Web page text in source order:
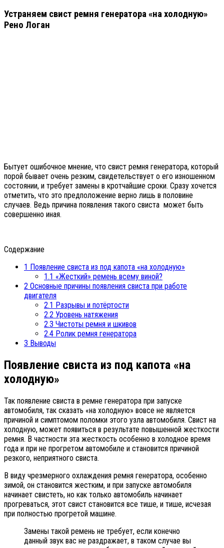
Устраняем свист ремня генератора «на холодную»
Рено Логан
Бытует ошибочное мнение, что свист ремня генератора, который
порой бывает очень резким, свидетельствует о его изношенном
состоянии, и требует замены в кротчайшие сроки. Сразу хочется
отметить, что это предположение верно лишь в половине
случаев. Ведь причина появления такого свиста может быть
совершенно иная.
Содержание
1 Появление свиста из под капота «на холодную»
1.1 «Жесткий» ремень всему виной?
2 Основные причины появления свиста при работе
двигателя
2.1 Разрывы и потёртости
2.2 Уровень натяжения
2.3 Чистоты ремня и шкивов
2.4 Ролик ремня генератора
3 Выводы
Появление свиста из под капота «на
холодную»
Так появление свиста в ремне генератора при запуске
автомобиля, так сказать «на холодную» вовсе не является
причиной и симптомом поломки этого узла автомобиля. Свист на
холодную, может появиться в результате повышенной жесткости
ремня. В частности эта жесткость особенно в холодное время
года и при не прогретом автомобиле и становится причиной
резкого, неприятного свиста.
В виду чрезмерного охлаждения ремня генератора, особенно
зимой, он становится жестким, и при запуске автомобиля
начинает свистеть, но как только автомобиль начинает
прогреваться, этот свист становится все тише, и тише, исчезая
при полностью прогретой машине.
Замены такой ремень не требует, если конечно
данный звук вас не раздражает, в таком случае вы